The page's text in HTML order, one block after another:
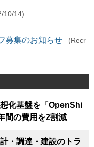
10/14)
募集のお知らせ
(Recr
化基盤を「OpenShi
間の費用を2割減
・調達・建設のトラ